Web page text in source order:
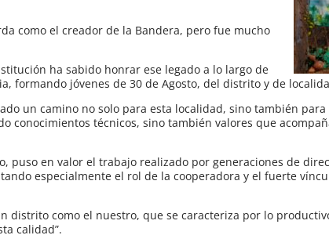
como el creador de la Bandera, pero fue mucho
ha sabido honrar ese legado a lo largo de
formando jóvenes de 30 de Agosto, del distrito y de
un camino no solo para esta localidad, sino también
conocimientos técnicos, sino también valores que
puso en valor el trabajo realizado por generaciones de
especialmente el rol de la cooperadora y el fuerte
distrito como el nuestro, que se caracteriza por lo
calidad”.